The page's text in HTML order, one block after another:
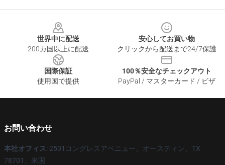
世界中に配送
200カ国以上に配送
安心してお買い物
クリックから配送まで24/7保護
国際保証
使用国で提供
100％安全なチェックアウト
PayPal / マスターカード / ビザ
お問い合わせ
本社オフィス: 2501コングレスアベニュー、オースティン、TX
78701、米国